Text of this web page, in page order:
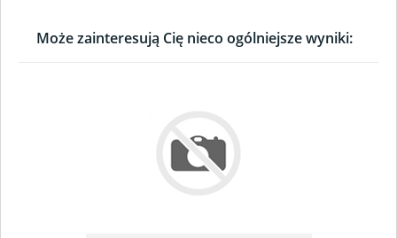
Może zainteresują Cię nieco ogólniejsze wyniki: